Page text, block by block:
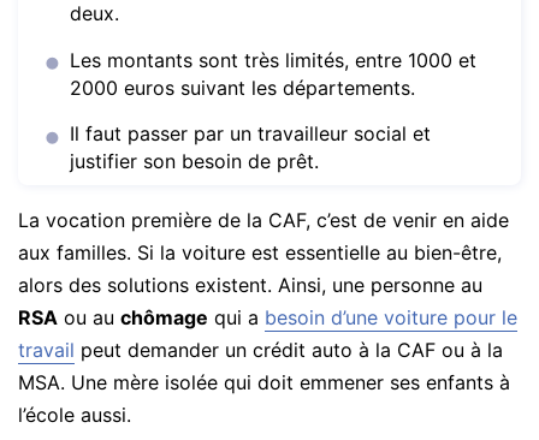
deux.
Les montants sont très limités, entre 1000 et
2000 euros suivant les départements.
Il faut passer par un travailleur social et
justifier son besoin de prêt.
La vocation première de la CAF, c’est de venir en aide
aux familles. Si la voiture est essentielle au bien-être,
alors des solutions existent. Ainsi, une personne au
RSA ou au chômage qui a besoin d’une voiture pour le
travail peut demander un crédit auto à la CAF ou à la
MSA. Une mère isolée qui doit emmener ses enfants à
l’école aussi.